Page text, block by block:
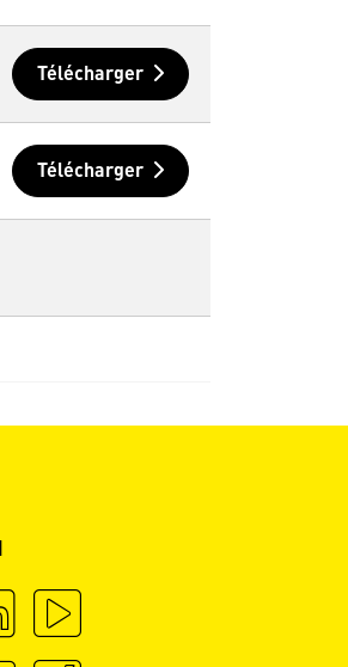
Télécharger
Télécharger